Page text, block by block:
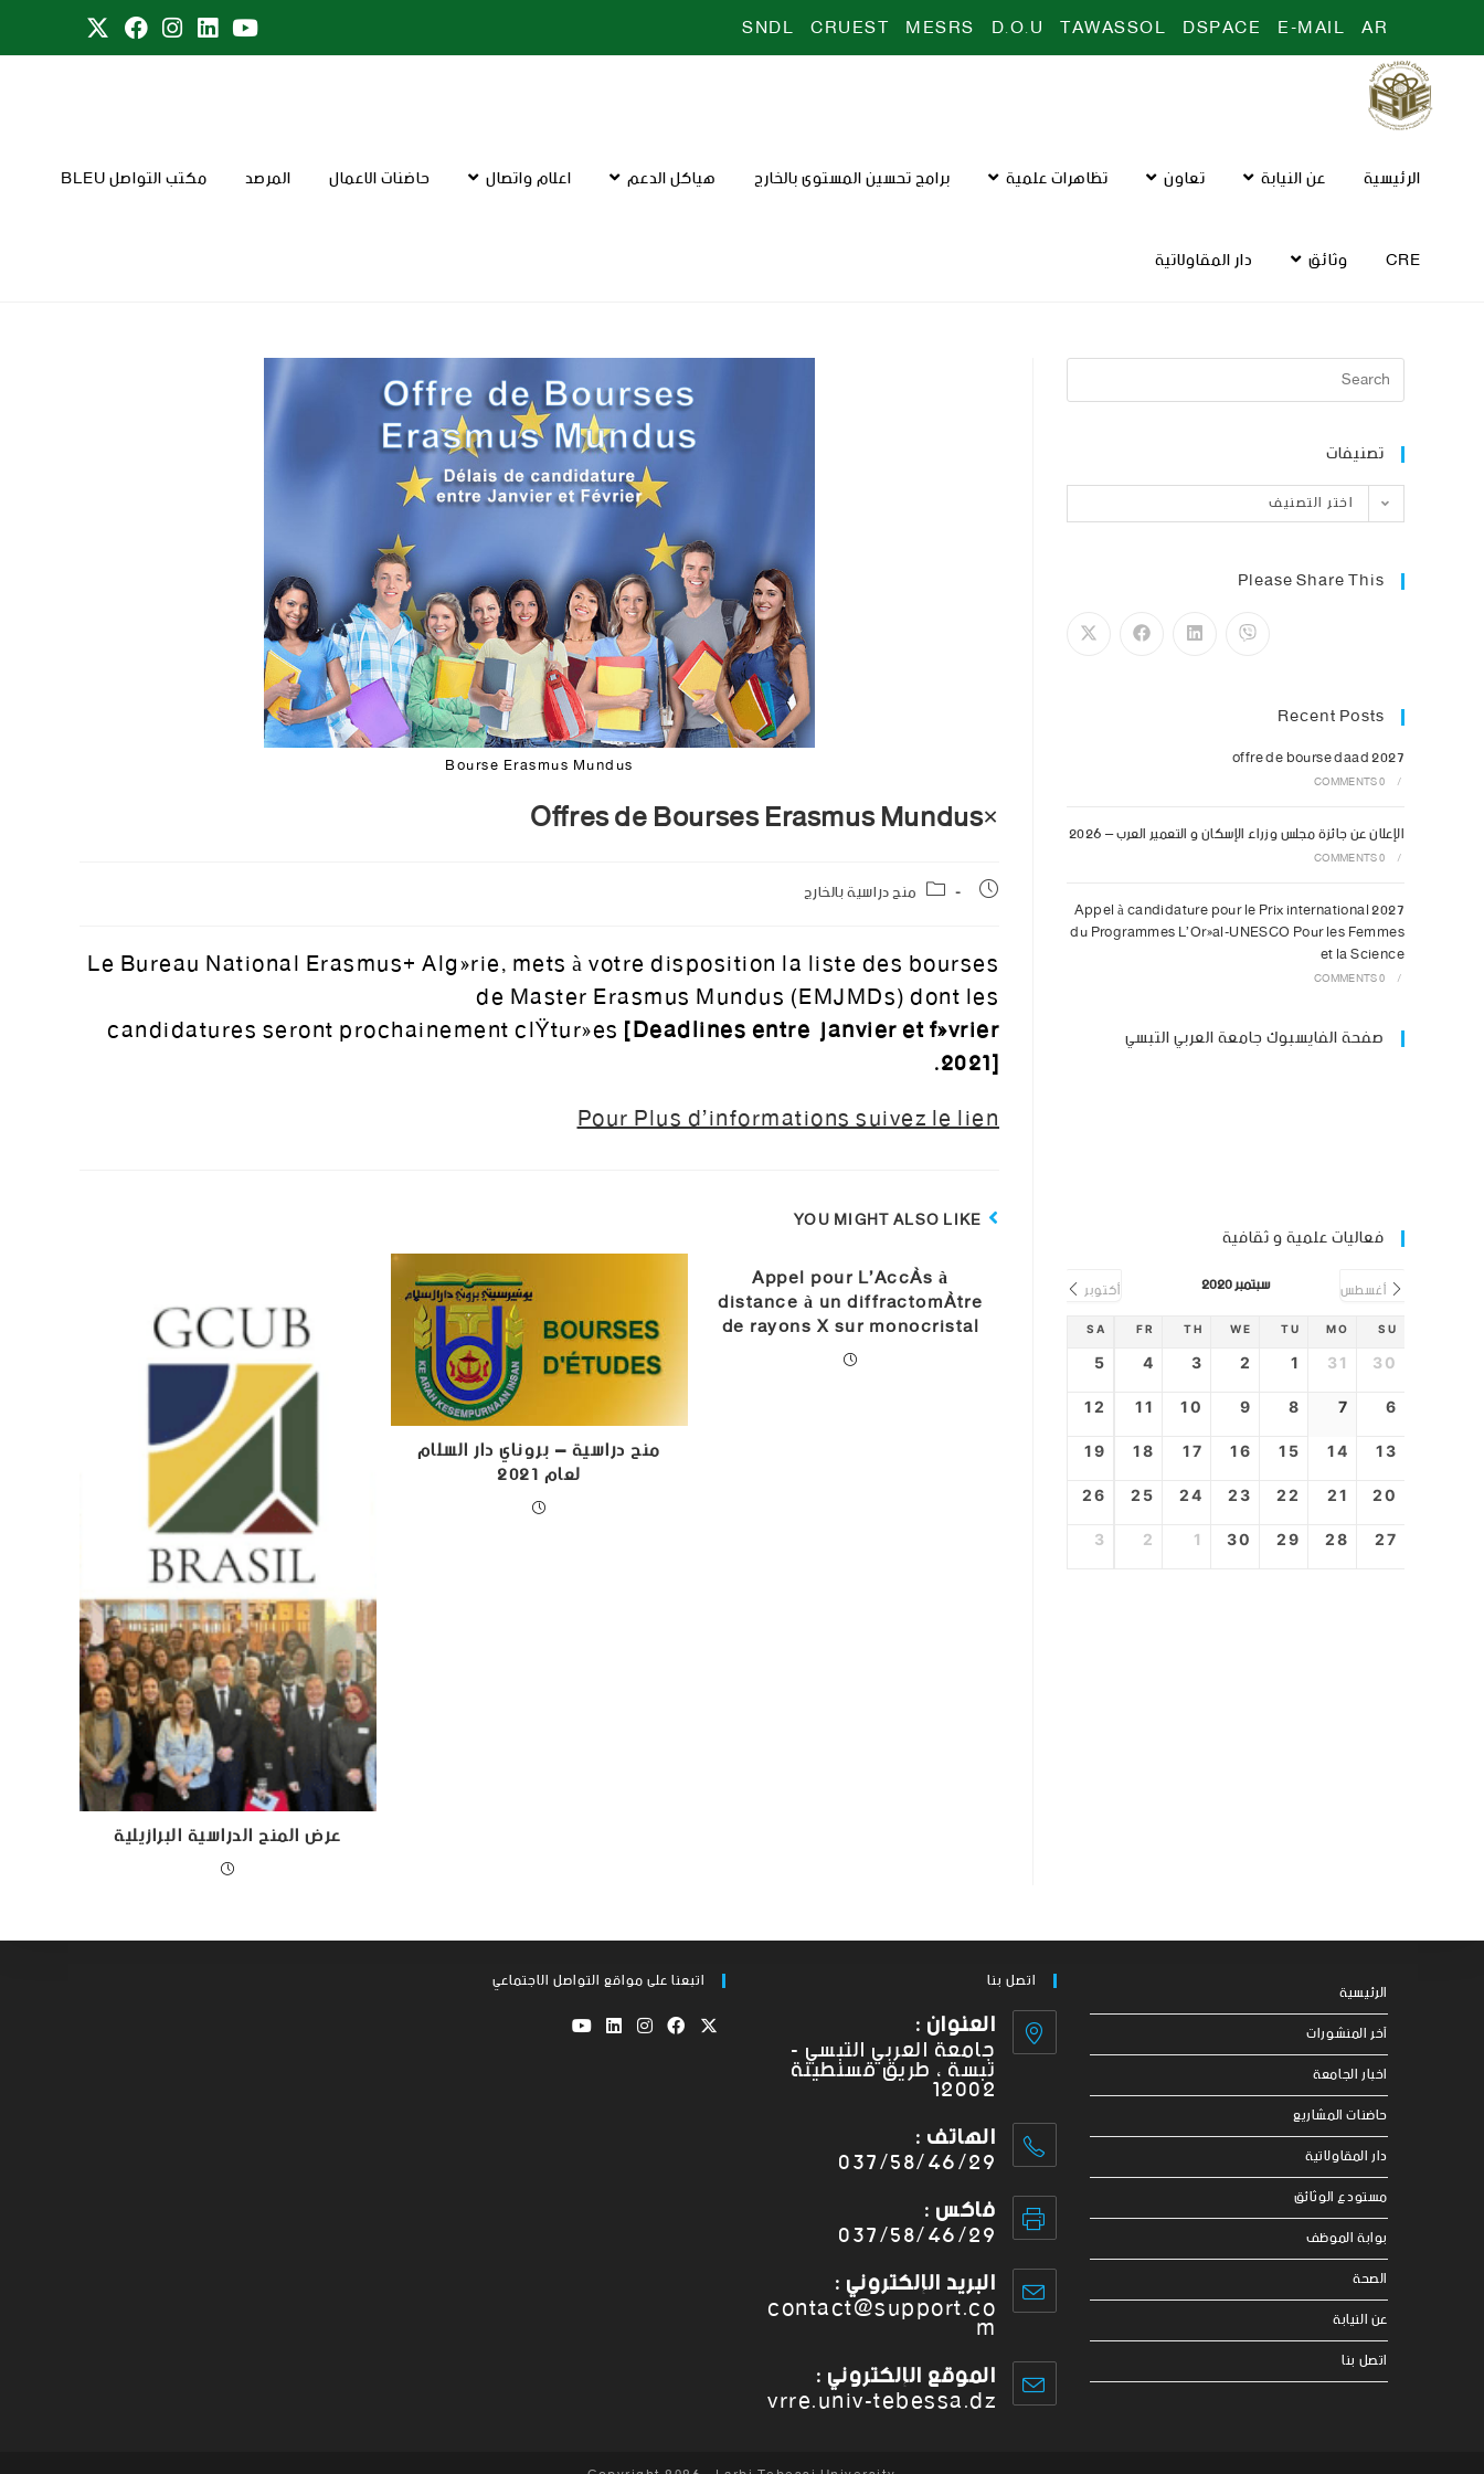
AR
E-MAIL
DSPACE
TAWASSOL
D.O.U
MESRS
CRUEST
SNDL
الرئيسية عن النيابة تعاون تظاهرات علمية برامج تحسين المستوى بالخارج هياكل الدعم اعلام واتصال حاضنات الاعمال المرصد مكتب التواصل BLEU
CRE وثائق دار المقاولاتية
تصنيفات
اختر التصنيف
Please Share This
Recent Posts
offre de bourse daad 2027
/
0 COMMENTS
الإعلان عن جائزة مجلس وزراء الإسكان و التعمير العرب – 2026
/
0 COMMENTS
Appel à candidature pour le Prix international 2027
du Programmes L’Oréal-UNESCO Pour les Femmes
et la Science
/
0 COMMENTS
صفحة الفايسبوك جامعة العربي التبسي
فعاليات علمية و ثقافية
أغسطس سبتمبر 2020 أكتوبر
SU
MO
TU
WE
TH
FR
SA
30
31
1
2
3
4
5
6
7
8
9
10
11
12
13
14
15
16
17
18
19
20
21
22
23
24
25
26
27
28
29
30
1
2
3
Bourse Erasmus Mundus
×Offres de Bourses Erasmus Mundus
منح دراسية بالخارج
Le Bureau National Erasmus+ Algérie, mets à votre disposition la liste des bourses
de Master Erasmus Mundus (EMJMDs) dont les
candidatures seront prochainement clôturées[Deadlines entre janvier et février
2021].
Pour Plus d’informations suivez le lien
YOU MIGHT ALSO LIKE
عرض المنح الدراسية البرازيلية
منح دراسية – بروناي دار السلام
لعام 2021
Appel pour L’Accès à
distance à un diffractomètre
de rayons X sur monocristal
الرئيسية
آخر المنشورات
اخبار الجامعة
حاضنات المشاريع
دار المقاولاتية
مستودع الوثائق
بوابة الموظف
الصحة
عن النيابة
اتصل بنا
اتصل بنا
العنوان :
جامعة العربي التبسي -
تبسة ، طريق قسنطينة
12002
الهاتف :
037/58/46/29
فاكس :
037/58/46/29
البريد الإلكتروني :
contact@support.co
m
الموقع الإلكتروني :
vrre.univ-tebessa.dz
اتبعنا على مواقع التواصل الاجتماعي